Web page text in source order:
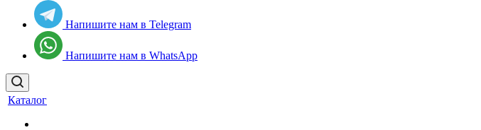
Напишите нам в Telegram
Напишите нам в WhatsApp
Каталог